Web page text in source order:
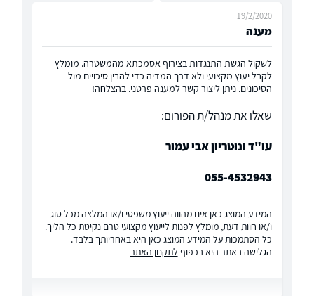
מענה
19/2/2020
לשקול הגשת התנגדות בצירוף אסמכתא מהמשטרה. מומלץ
לקבל יעוץ מקצועי ולא דרך המדיה כדי להבין סיכויים מול
הסיכונים. ניתן ליצור קשר למענה פרטני. בהצלחה!
שאלו את מנהל/ת הפורום:
עו"ד ונוטריון אבי עמור
055-4532943
המידע המוצג כאן אינו מהווה ייעוץ משפטי ו/או המלצה מכל סוג
ו/או חוות דעת, מומלץ לפנות לייעוץ מקצועי טרם נקיטת כל הליך.
כל הסתמכות על המידע המוצג כאן היא באחריותך בלבד.
הגלישה באתר היא בכפוף לתקנון האתר